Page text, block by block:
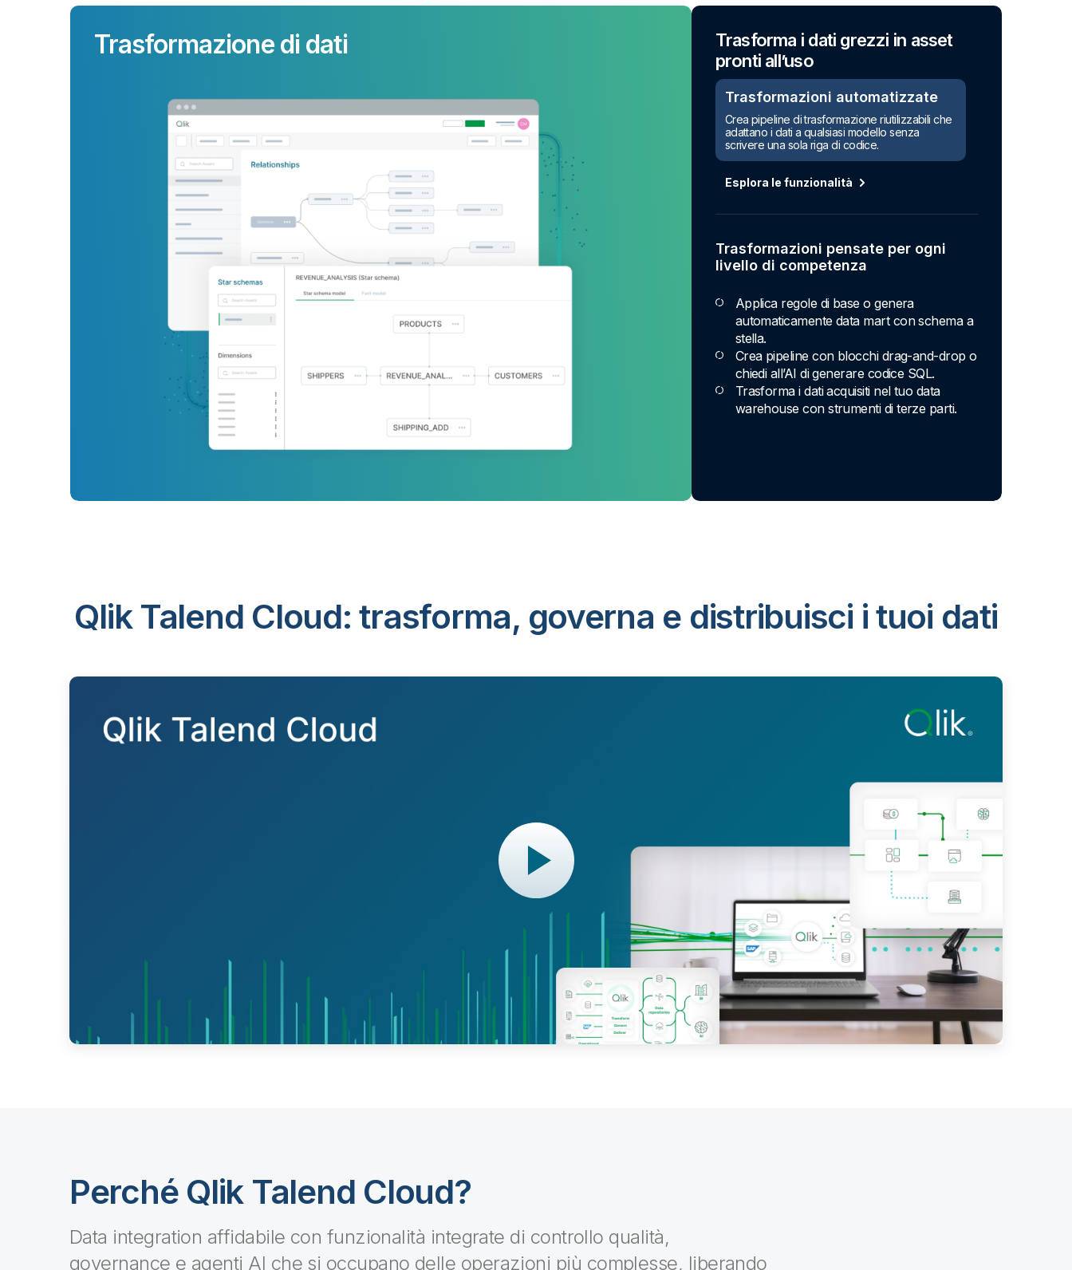
Trasformazione di dati
Trasforma i dati grezzi in asset
pronti all’uso
Trasformazioni automatizzate
Crea pipeline di trasformazione riutilizzabili che
adattano i dati a qualsiasi modello senza
scrivere una sola riga di codice.
Esplora le funzionalità
Trasformazioni pensate per ogni
livello di competenza
Applica regole di base o genera
automaticamente data mart con schema a
stella.
Crea pipeline con blocchi drag-and-drop o
chiedi all’AI di generare codice SQL.
Trasforma i dati acquisiti nel tuo data
warehouse con strumenti di terze parti.
Qlik Talend Cloud: trasforma, governa e distribuisci i tuoi dati
Perché Qlik Talend Cloud?
Data integration affidabile con funzionalità integrate di controllo qualità,
governance e agenti AI che si occupano delle operazioni più complesse, liberando